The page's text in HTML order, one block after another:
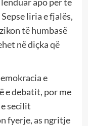
liria e fjalës,
të humbasë
në diçka që
e
e debatit, por me
secilit
fyerje, as ngritje